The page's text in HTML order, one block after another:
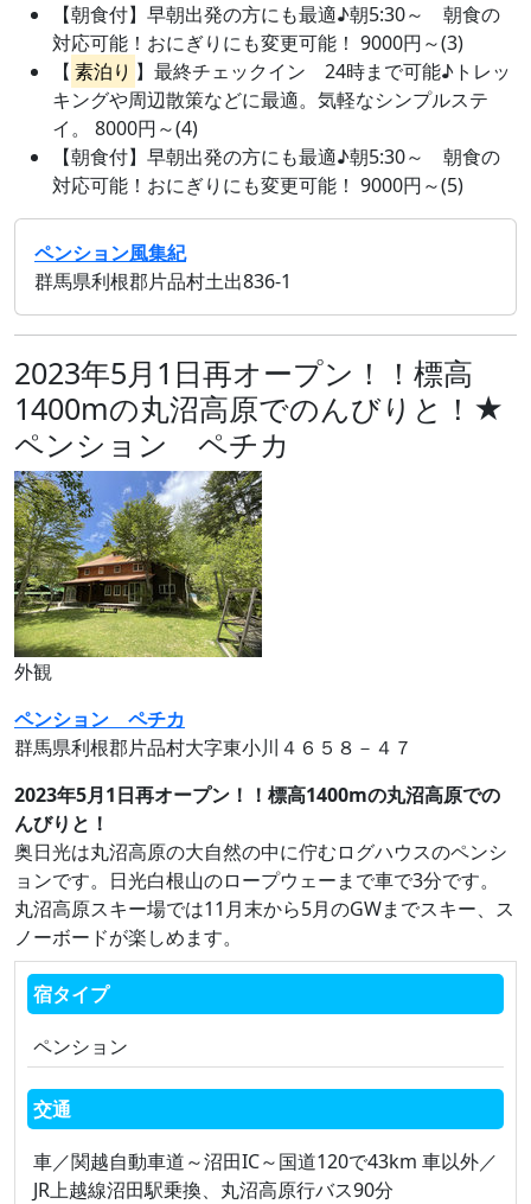
【朝食付】早朝出発の方にも最適♪朝5:30～ 朝食の
対応可能！おにぎりにも変更可能！ 9000円～(3)
【 素泊り 】最終チェックイン 24時まで可能♪トレッ
キングや周辺散策などに最適。気軽なシンプルステ
イ。 8000円～(4)
【朝食付】早朝出発の方にも最適♪朝5:30～ 朝食の
対応可能！おにぎりにも変更可能！ 9000円～(5)
ペンション風集紀
群馬県利根郡片品村土出836-1
2023年5月1日再オープン！！標高
1400mの丸沼高原でのんびりと！★
ペンション ペチカ
外観
ペンション ペチカ
群馬県利根郡片品村大字東小川４６５８－４７
2023年5月1日再オープン！！標高1400mの丸沼高原での
んびりと！
奥日光は丸沼高原の大自然の中に佇むログハウスのペンシ
ョンです。日光白根山のロープウェーまで車で3分です。
丸沼高原スキー場では11月末から5月のGWまでスキー、ス
ノーボードが楽しめます。
宿タイプ
ペンション
交通
車／関越自動車道～沼田IC～国道120で43km 車以外／
JR上越線沼田駅乗換、丸沼高原行バス90分